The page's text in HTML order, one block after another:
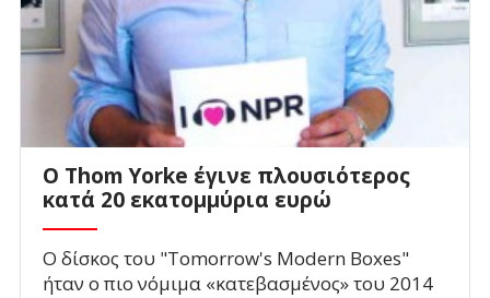
O Thom Yorke έγινε πλουσιότερος
κατά 20 εκατομμύρια ευρώ
Ο δίσκος του "Tomorrow's Modern Boxes"
ήταν ο πιο νόμιμα «κατεβασμένος» του 2014